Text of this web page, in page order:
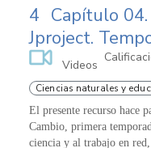
4 Capítulo
Jproject.
Videos
Ciencias naturales y
El presente recurso hace
Cambio, primera
ciencia y al trabajo en